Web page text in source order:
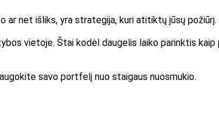
ar net išliks, yra strategija, kuri atitiktų jūsų požiūrį.
vietoje. Štai kodėl daugelis laiko parinktis
savo portfelį nuo staigaus nuosmukio.